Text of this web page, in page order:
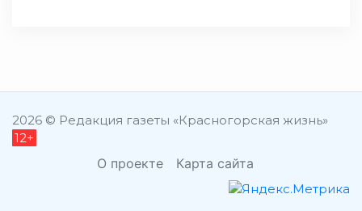
2026 © Редакция газеты «Красногорская жизнь»
12+
О проекте Карта сайта